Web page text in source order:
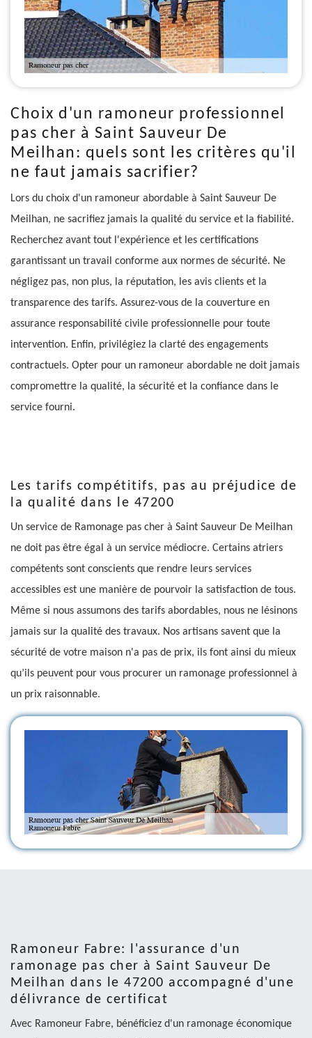
Choix d'un ramoneur professionnel
pas cher à Saint Sauveur De
Meilhan: quels sont les critères qu'il
ne faut jamais sacrifier?
Lors du choix d'un ramoneur abordable à Saint Sauveur De
Meilhan, ne sacrifiez jamais la qualité du service et la fiabilité.
Recherchez avant tout l'expérience et les certifications
garantissant un travail conforme aux normes de sécurité. Ne
négligez pas, non plus, la réputation, les avis clients et la
transparence des tarifs. Assurez-vous de la couverture en
assurance responsabilité civile professionnelle pour toute
intervention. Enfin, privilégiez la clarté des engagements
contractuels. Opter pour un ramoneur abordable ne doit jamais
compromettre la qualité, la sécurité et la confiance dans le
service fourni.
Les tarifs compétitifs, pas au préjudice de
la qualité dans le 47200
Un service de Ramonage pas cher à Saint Sauveur De Meilhan
ne doit pas être égal à un service médiocre. Certains atriers
compétents sont conscients que rendre leurs services
accessibles est une manière de pourvoir la satisfaction de tous.
Même si nous assumons des tarifs abordables, nous ne lésinons
jamais sur la qualité des travaux. Nos artisans savent que la
sécurité de votre maison n'a pas de prix, ils font ainsi du mieux
qu’ils peuvent pour vous procurer un ramonage professionnel à
un prix raisonnable.
Ramoneur Fabre: l'assurance d'un
ramonage pas cher à Saint Sauveur De
Meilhan dans le 47200 accompagné d'une
délivrance de certificat
Avec Ramoneur Fabre, bénéficiez d'un ramonage économique